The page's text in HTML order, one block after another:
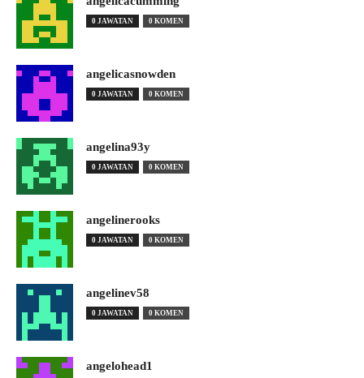
0 JAWATAN 0 KOMEN
angelicasnowden
0 JAWATAN 0 KOMEN
angelina93y
0 JAWATAN 0 KOMEN
angelinerooks
0 JAWATAN 0 KOMEN
angelinev58
0 JAWATAN 0 KOMEN
angelohead1